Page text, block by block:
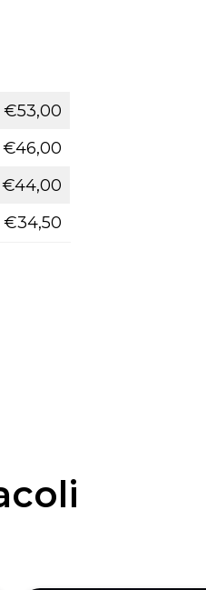
€53,00
€46,00
€44,00
€34,50